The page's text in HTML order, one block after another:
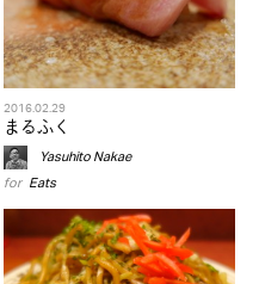
2016.02.29
まるふく
Yasuhito Nakae
for Eats